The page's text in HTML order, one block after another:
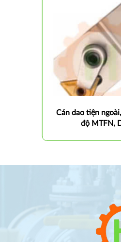
Cán dao tiện
độ MTFN,